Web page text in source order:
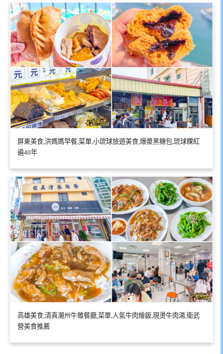
屏東美食,洪媽媽早餐,菜單,小琉球旅遊美食,爆漿黑糖包,琉球粿紅
遍40年
高雄美食,清真潮州牛雜餐廳,菜單,人氣牛肉燴飯,現燙牛肉湯,衛武
營美食推薦